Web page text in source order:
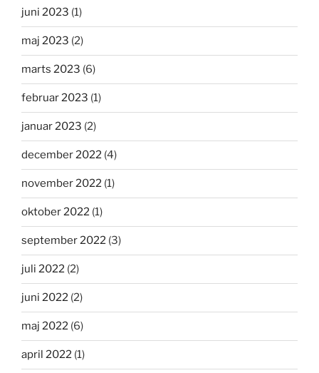
juni 2023 (1)
maj 2023 (2)
marts 2023 (6)
februar 2023 (1)
januar 2023 (2)
december 2022 (4)
november 2022 (1)
oktober 2022 (1)
september 2022 (3)
juli 2022 (2)
juni 2022 (2)
maj 2022 (6)
april 2022 (1)